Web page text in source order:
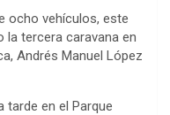
ocho vehículos, este
la tercera caravana en
Andrés Manuel López
tarde en el Parque